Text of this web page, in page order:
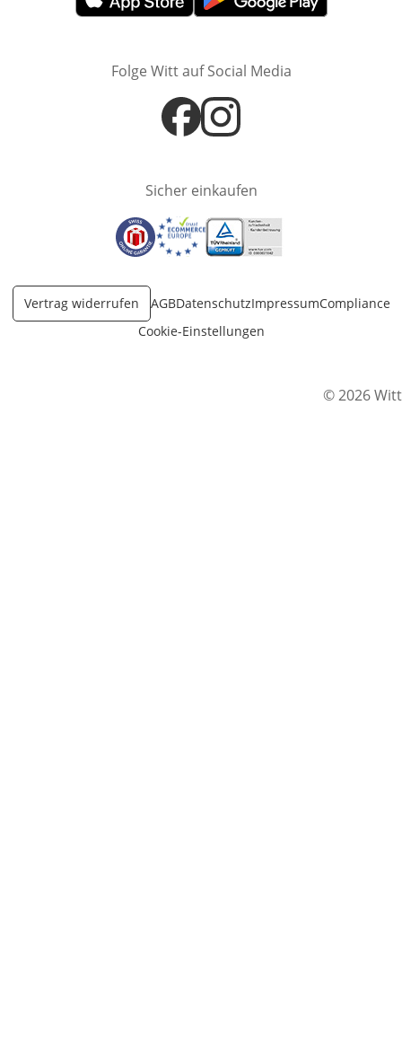
Öffnet in neuem FensterÖffnet in neuem Fenster
Folge Witt auf Social Media
Öffnet in neuem Fenster
Öffnet in neuem Fenster
Sicher einkaufen
Öffnet in neuem Fenster
Öffnet in neuem Fenster
Öffnet in neuem Fenster
Vertrag widerrufen AGBDatenschutzImpressumCompliance
Cookie-Einstellungen
© 2026 Witt